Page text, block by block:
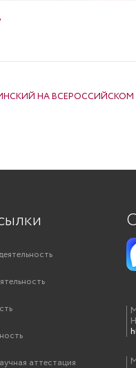
НА
аттестация